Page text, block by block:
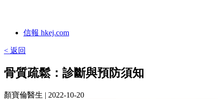
信報 hkej.com
< 返回
骨質疏鬆：診斷與預防須知
顏寶倫醫生 | 2022-10-20